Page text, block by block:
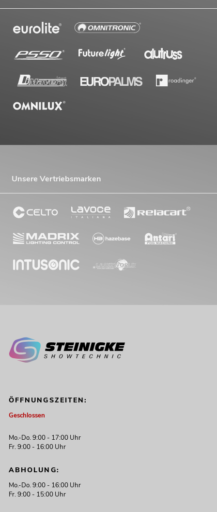
Unsere Vertriebsmarken
ÖFFNUNGSZEITEN:
Geschlossen
Mo.-Do. 9:00 - 17:00 Uhr
Fr. 9:00 - 16:00 Uhr
ABHOLUNG:
Mo.-Do. 9:00 - 16:00 Uhr
Fr. 9:00 - 15:00 Uhr